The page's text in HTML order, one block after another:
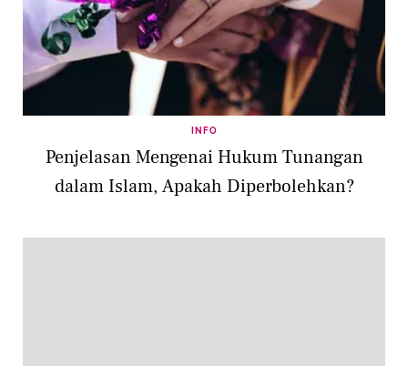
INFO
Penjelasan Mengenai Hukum Tunangan
dalam Islam, Apakah Diperbolehkan?